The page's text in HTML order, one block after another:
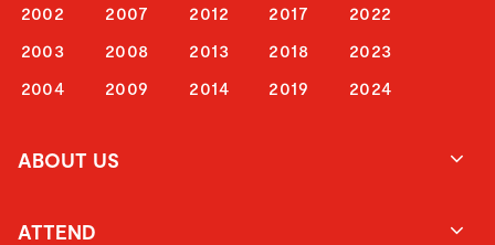
2002
2003
2004
2007
2008
2009
2012
2013
2014
2017
2018
2019
2022
2023
2024
ABOUT US
ATTEND